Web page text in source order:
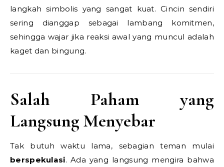
langkah simbolis yang sangat kuat. Cincin sendiri
sering dianggap sebagai lambang komitmen,
sehingga wajar jika reaksi awal yang muncul adalah
kaget dan bingung.
Salah Paham yang
Langsung Menyebar
Tak butuh waktu lama, sebagian teman mulai
berspekulasi. Ada yang langsung mengira bahwa